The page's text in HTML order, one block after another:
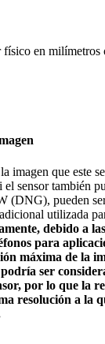
físico en milímetros
imagen que este
sensor también
(DNG), pueden
utilizada
debido a
para
máxima de la
ser
por lo que la
resolución a la